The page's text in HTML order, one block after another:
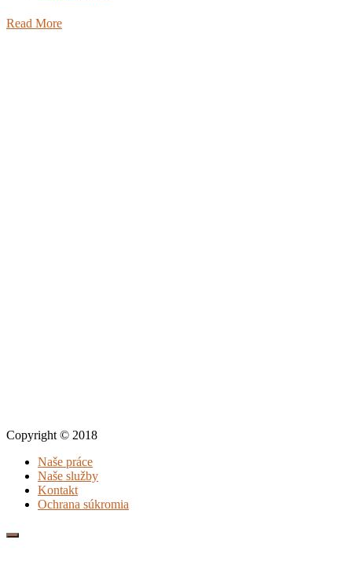
Read More
Copyright © 2018
Naše práce
Naše služby
Kontakt
Ochrana súkromia